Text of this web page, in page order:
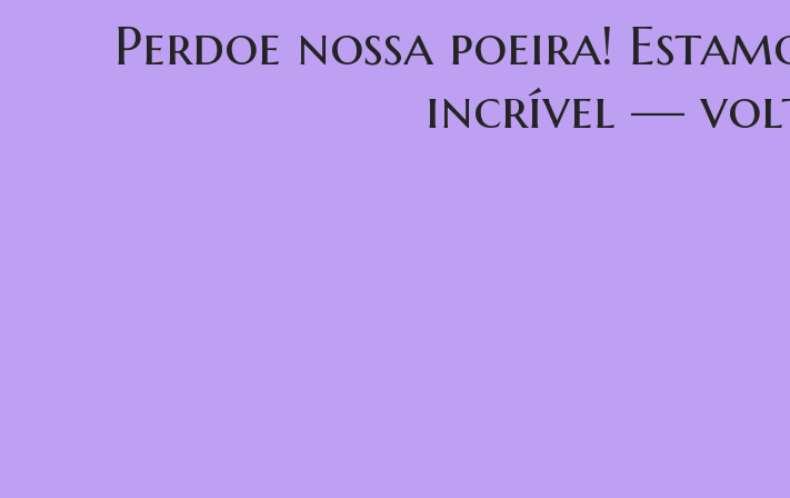
Perdoe nossa poeira!
incrível —